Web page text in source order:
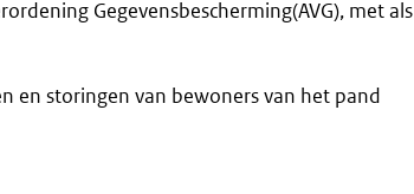
Gegevensbescherming(AVG), met als
en storingen van bewoners van het pand